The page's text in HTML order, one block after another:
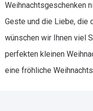
Weihnachtsgeschenken
Geste und die Liebe, die
wünschen wir Ihnen viel
perfekten kleinen
eine fröhliche